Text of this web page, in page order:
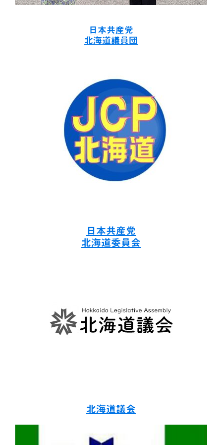
日本共産党
北海道議員団
日本共産党
北海道委員会
北海道議会